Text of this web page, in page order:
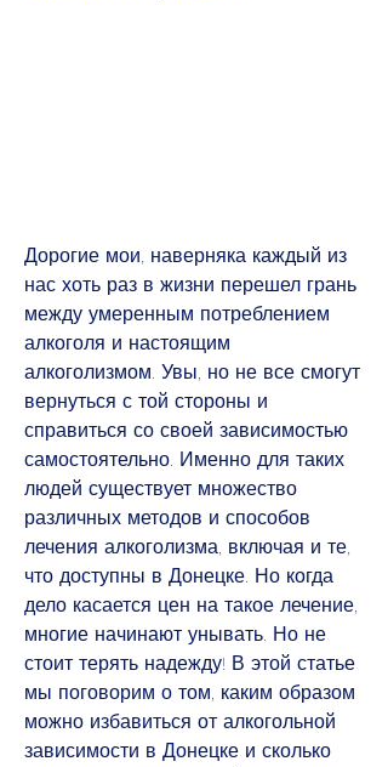
Дорогие мои, наверняка каждый из
нас хоть раз в жизни перешел грань
между умеренным потреблением
алкоголя и настоящим
алкоголизмом. Увы, но не все смогут
вернуться с той стороны и
справиться со своей зависимостью
самостоятельно. Именно для таких
людей существует множество
различных методов и способов
лечения алкоголизма, включая и те,
что доступны в Донецке. Но когда
дело касается цен на такое лечение,
многие начинают унывать. Но не
стоит терять надежду! В этой статье
мы поговорим о том, каким образом
можно избавиться от алкогольной
зависимости в Донецке и сколько